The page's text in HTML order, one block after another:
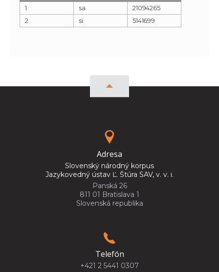
1
sa
21094265
2
si 5141699
Adresa
Slovenský národný korpus
Jazykovedný ústav Ľ. Štúra SAV, v. v. i.
Panská 26
811 01 Bratislava 1
Slovenská republika
Telefón
+421 2 5441 0307